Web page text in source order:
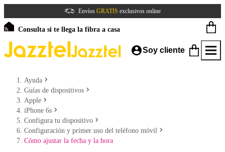
Envíos GRATIS exclusivos online
Consulta si te llega la fibra a casa
Soy cliente
Ayuda
Guías de dispositivos
Apple
iPhone 6s
Configura tu dispositivo
Configuración y primer uso del teléfono móvil
Cómo ajustar la fecha y la hora